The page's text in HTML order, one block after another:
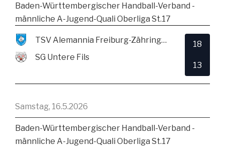
Baden-Württembergischer Handball-Verband -
männliche A-Jugend-Quali Oberliga St.17
TSV Alemannia Freiburg-Zähringen
SG Untere Fils
18
13
Samstag, 16.5.2026
Baden-Württembergischer Handball-Verband -
männliche A-Jugend-Quali Oberliga St.17